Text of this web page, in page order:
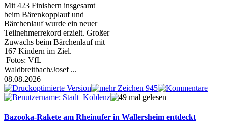
Mit 423 Finishern insgesamt
beim Bärenkopplauf und
Bärchenlauf wurde ein neuer
Teilnehmerrekord erzielt. Großer
Zuwachs beim Bärchenlauf mit
167 Kindern im Ziel.
Fotos: VfL
Waldbreitbach/Josef ...
08.08.2026
Bazooka-Rakete am Rheinufer in Wallersheim entdeckt